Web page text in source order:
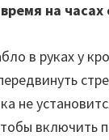
на часах
в руках у
не
включить